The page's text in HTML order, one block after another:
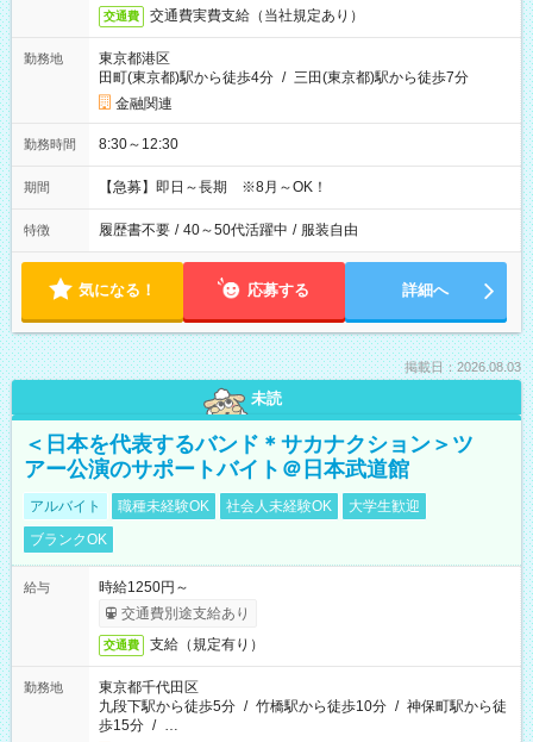
交通費 交通費実費支給（当社規定あり）
勤務地
東京都港区
田町(東京都)駅から徒歩4分 / 三田(東京都)駅から徒歩7分
金融関連
勤務時間 8:30～12:30
期間 【急募】即日～長期 ※8月～OK！
特徴 履歴書不要 / 40～50代活躍中 / 服装自由
気になる！ 応募する 詳細へ
掲載日：2026.08.03
未読
＜日本を代表するバンド＊サカナクション＞ツ
アー公演のサポートバイト＠日本武道館
アルバイト 職種未経験OK 社会人未経験OK
大学生歓迎
ブランクOK
給与
時給1250円～
交通費別途支給あり
交通費 支給（規定有り）
勤務地
東京都千代田区
九段下駅から徒歩5分 / 竹橋駅から徒歩10分 / 神保町駅から徒
歩15分 / …